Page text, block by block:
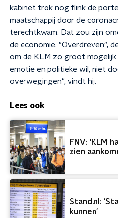
kabinet trok nog flink de
maatschappij door de
terechtkwam. Dat zou zijn
de economie. "Overdreven",
om de KLM zo groot
emotie en politieke wil, niet
overwegingen", vindt hij.
Lees ook
FNV: 'KLM
zien
Stand.nl:
kunnen'